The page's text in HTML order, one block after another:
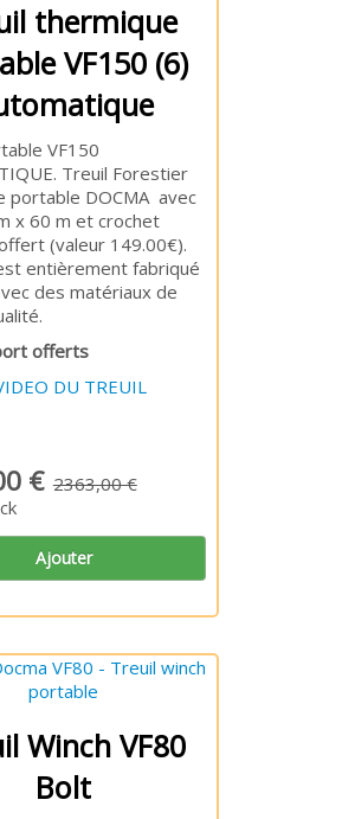
thermique
VF150 (6)
VF150
Treuil Forestier
portable DOCMA avec
x 60 m et crochet
(valeur 149.00€).
entièrement fabriqué
des matériaux de
offerts
DU TREUIL
€ 2363,00 €
Ajouter
Winch VF80
Bolt